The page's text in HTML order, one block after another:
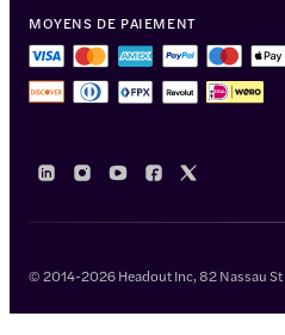
MOYENS DE PAIEMENT
© 2014-2026 Headout Inc, 82 Nassau